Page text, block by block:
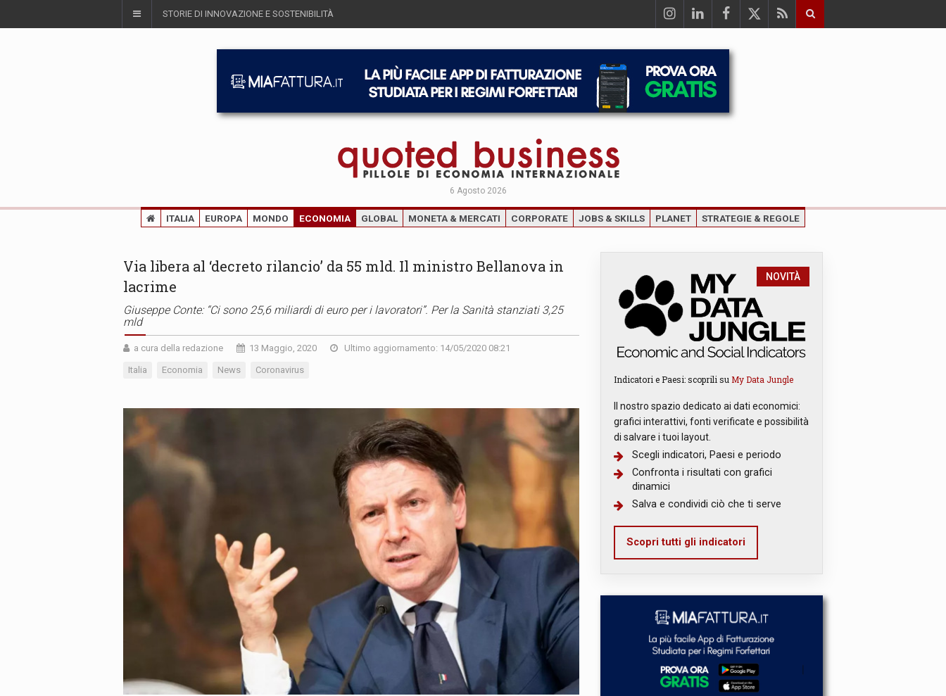
STORIE DI INNOVAZIONE E SOSTENIBILITÀ
6 Agosto 2026
ITALIA EUROPA MONDO ECONOMIA GLOBAL MONETA & MERCATI CORPORATE JOBS & SKILLS PLANET STRATEGIE & REGOLE
Via libera al ‘decreto rilancio’ da 55 mld. Il ministro Bellanova in
lacrime
Giuseppe Conte: “Ci sono 25,6 miliardi di euro per i lavoratori”. Per la Sanità stanziati 3,25
mld
a cura della redazione 13 Maggio, 2020 Ultimo aggiornamento: 14/05/2020 08:21
Italia Economia News Coronavirus
NOVITÀ
Indicatori e Paesi: scoprili su My Data Jungle
Il nostro spazio dedicato ai dati economici:
grafici interattivi, fonti verificate e possibilità
di salvare i tuoi layout.
Scegli indicatori, Paesi e periodo
Confronta i risultati con grafici
dinamici
Salva e condividi ciò che ti serve
Scopri tutti gli indicatori